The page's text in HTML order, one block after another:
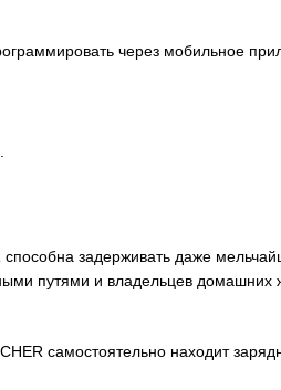
через мобильное
задерживать даже
путями и владельцев домашних
самостоятельно находит